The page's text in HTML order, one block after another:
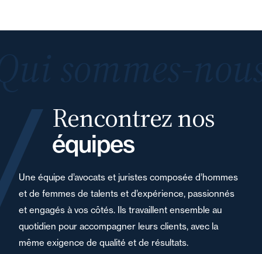
Rencontrez nos
équipes
Une équipe d’avocats et juristes composée d’hommes
et de femmes de talents et d’expérience, passionnés
et engagés à vos côtés. Ils travaillent ensemble au
quotidien pour accompagner leurs clients, avec la
même exigence de qualité et de résultats.